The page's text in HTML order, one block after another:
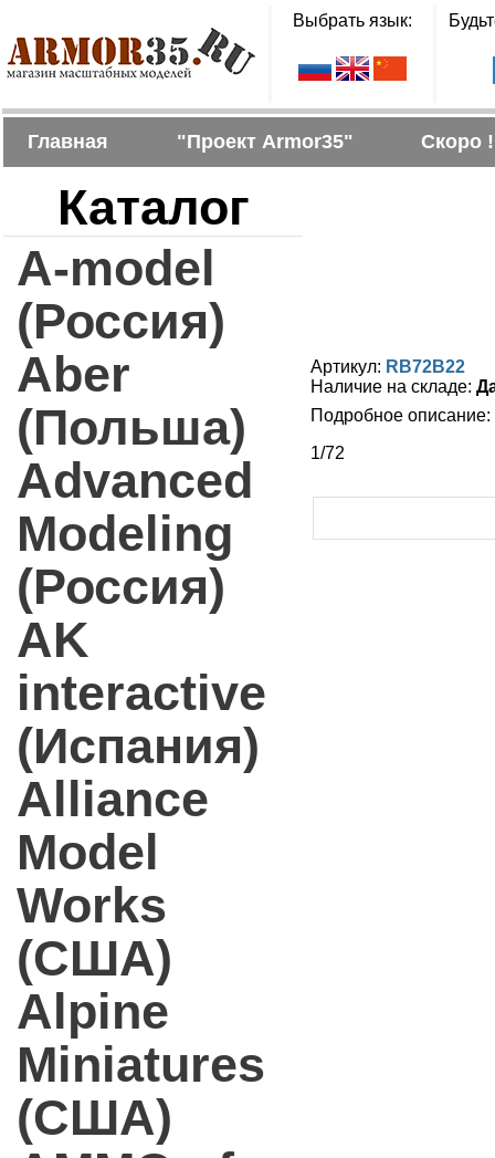
Выбрать язык:
Главная "Проект Armor35" Скоро !
Каталог
A-model
(Россия)
Aber
(Польша)
Advanced
Modeling
(Россия)
AK
interactive
(Испания)
Alliance
Model
Works
(США)
Alpine
Miniatures
(США)
Артикул: RB72B22
Наличие на складе:
Подробное описание:
1/72